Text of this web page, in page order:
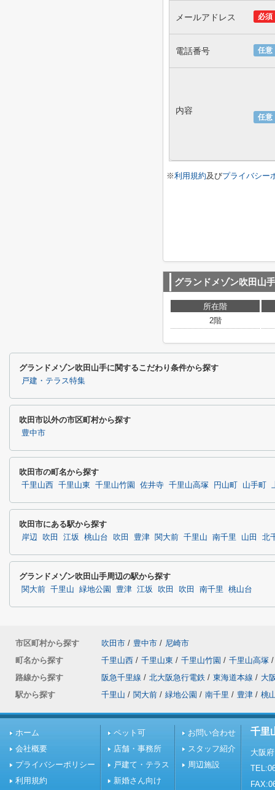
必須
メールアドレス
任意
電話番号
任意
内容
※利用規約及びプライバシー
グランドメゾン吹田山手
所在階
2階
グランドメゾン吹田山手に関するこだわり条件から探す
戸建・テラス特集
吹田市以外の市区町村から探す
豊中市
吹田市の町名から探す
千里山西 千里山東 千里山竹園 佐井寺 千里山高塚 円山町 山手町
吹田市にある駅から探す
岸辺 吹田 江坂 桃山台 吹田 豊津 関大前 千里山 南千里 山田 北
グランドメゾン吹田山手周辺の駅から探す
関大前 千里山 緑地公園 豊津 江坂 吹田 吹田 南千里 桃山台
市区町村から探す 吹田市 / 豊中市 / 尼崎市
町名から探す
千里山西 / 千里山東 / 千里山竹園 / 千里山高塚 /
路線から探す
阪急千里線 / 北大阪急行電鉄 / 東海道本線 / 大
駅から探す
千里山 / 関大前 / 緑地公園 / 南千里 / 豊津 / 桃
ホーム
会社概要
プライバシーポリシー
利用規約
ペット可
店舗・事務所
戸建て・テラス
新婚さん向け
お問い合わせ
スタッフ紹介
周辺施設
千里
大阪